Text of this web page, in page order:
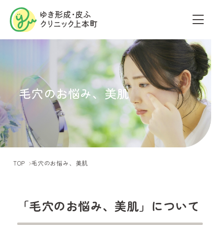
毛穴のお悩み、美肌
TOP 毛穴のお悩み、美肌
「毛穴のお悩み、美肌」について